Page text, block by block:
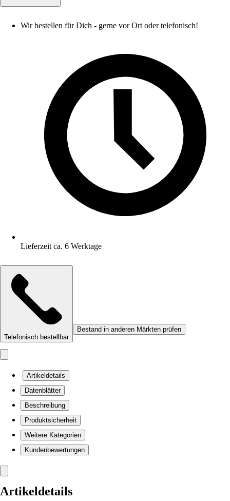
Wir bestellen für Dich - gerne vor Ort oder telefonisch!
Lieferzeit ca. 6 Werktage
Telefonisch bestellbar
Bestand in anderen Märkten prüfen
Artikeldetails
Datenblätter
Beschreibung
Produktsicherheit
Weitere Kategorien
Kundenbewertungen
Artikeldetails